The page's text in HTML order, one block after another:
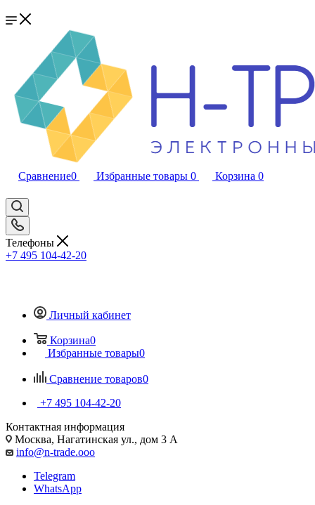
Сравнение0 Избранные товары 0 Корзина 0
Телефоны
+7 495 104-42-20
Личный кабинет
Корзина0
Избранные товары0
Сравнение товаров0
+7 495 104-42-20
Контактная информация
Москва, Нагатинская ул., дом 3 А
info@n-trade.ooo
Telegram
WhatsApp